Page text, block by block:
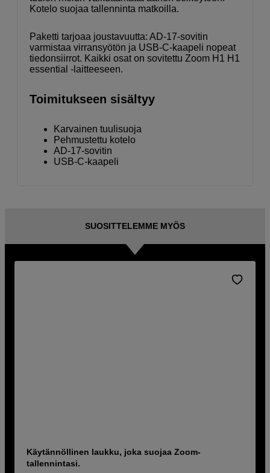
Kotelo suojaa tallenninta matkoilla.
Paketti tarjoaa joustavuutta: AD-17-sovitin
varmistaa virransyötön ja USB-C-kaapeli nopeat
tiedonsiirrot. Kaikki osat on sovitettu Zoom H1 H1
essential -laitteeseen.
Toimitukseen sisältyy
Karvainen tuulisuoja
Pehmustettu kotelo
AD-17-sovitin
USB-C-kaapeli
SUOSITTELEMME MYÖS
Käytännöllinen laukku, joka suojaa Zoom-
tallennintasi.